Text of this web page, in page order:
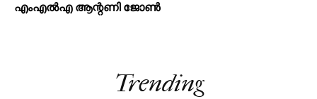
എംഎല്‍എ ആന്റണി ജോണ്‍
Trending